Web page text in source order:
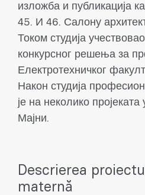
изложба и публикација
45. И 46. Салону
Током студија
конкурсног решења за
Електротехничког
Након студија
је на неколико
Мајни.
Descrierea
maternă